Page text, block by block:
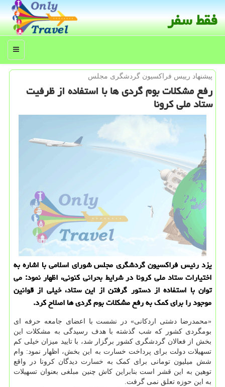
فقط سفر
منو
پیشنهاد رییس فراكسیون گردشگری مجلس
رفع مشكلات بوم گردی ها با استفاده از ظرفیت
ستاد ملی كرونا
یزد رئیس فراكسیون گردشگری مجلس شورای اسلامی با اشاره به
اختیارات ستاد ملی كرونا در شرایط بحرانی كنونی، اظهار نمود: می
توان با استفاده از دستور گرفتن از این ستاد، خیلی از قوانین
موجود را برای كمك به رفع مشكلات بوم گردی ها اصلاح كرد.
«محمدرضا دشتی اردکانی» در نشست با اعضای جامعه حرفه ای
بومگردی کشور که شب گذشته با هدف رسیدگی به مشکلات این
بخش از فعالان گردشگری کشور برگزار شد، با تایید میزان خیلی کم
تسهیلات دولت برای پرداخت خسارت به این بخش، اظهار نمود: وام
شش میلیون تومانی برای کمک به خسارت دیدگان کرونا در واقع
توهین به این قشر است بنابراین کاش چنین مبلغی بعنوان تسهیلات
به این حوزه تعلق نمی گرفت.